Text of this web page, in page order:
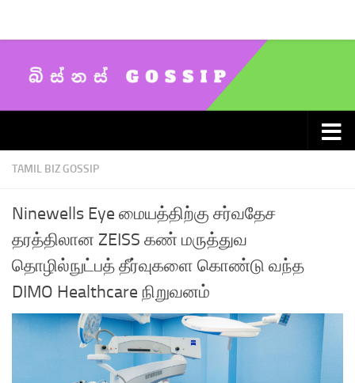
TAMIL BIZ GOSSIP
Ninewells Eye மையத்திற்கு சர்வதேச
தரத்திலான ZEISS கண் மருத்துவ
தொழில்நுட்பத் தீர்வுகளை கொண்டு வந்த
DIMO Healthcare நிறுவனம்